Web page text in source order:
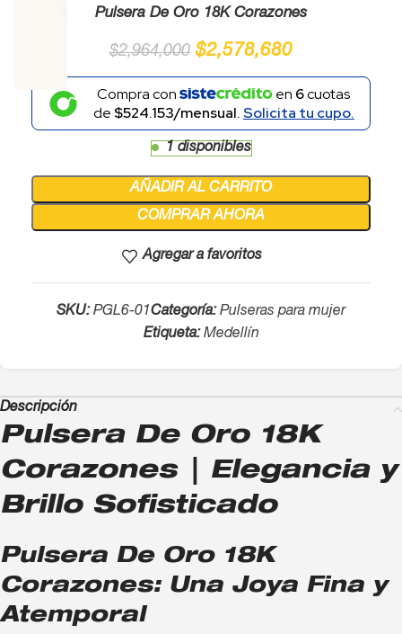
Pulsera De Oro 18K Corazones
$2,964,000 $2,578,680
Compra con en 6cuotas
de $524.153/mensual.Solicita tu cupo.
1 disponibles
AÑADIR AL CARRITO
COMPRAR AHORA
Agregar a favoritos
SKU:PGL6-01Categoría: Pulseras para mujer
Etiqueta: Medellín
Descripción
Pulsera De Oro 18K
Corazones | Elegancia y
Brillo Sofisticado
Pulsera De Oro 18K
Corazones: Una Joya Fina y
Atemporal